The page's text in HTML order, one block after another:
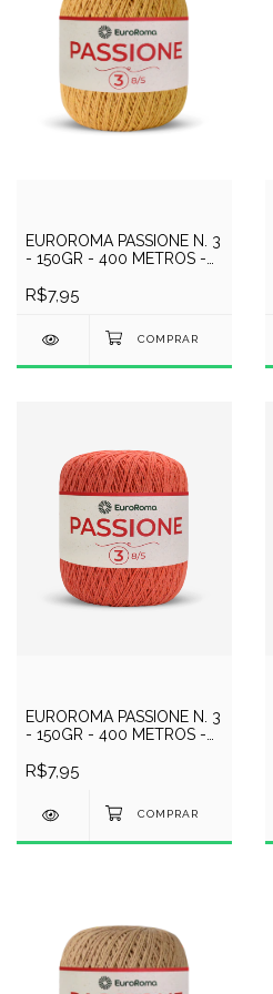
EUROROMA PASSIONE N. 3
- 150GR - 400 METROS -
R$7,95
EUROROMA PASSIONE N. 3
- 150GR - 400 METROS -
R$7,95